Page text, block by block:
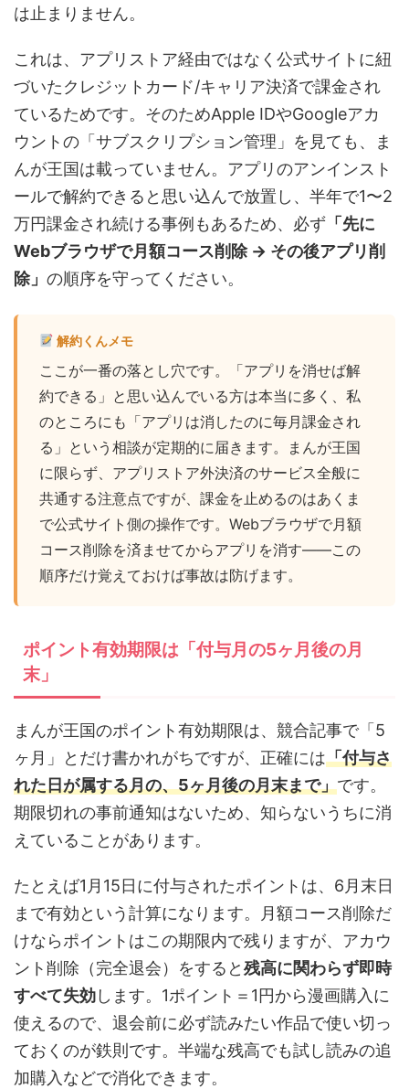
は止まりません。
これは、アプリストア経由ではなく公式サイトに紐
づいたクレジットカード/キャリア決済で課金され
ているためです。そのためApple IDやGoogleアカ
ウントの「サブスクリプション管理」を見ても、ま
んが王国は載っていません。アプリのアンインスト
ールで解約できると思い込んで放置し、半年で1〜2
万円課金され続ける事例もあるため、必ず 「先に
Webブラウザで月額コース削除 → その後アプリ削
除」 の順序を守ってください。
解約くんメモ
ここが一番の落とし穴です。「アプリを消せば解
約できる」と思い込んでいる方は本当に多く、私
のところにも「アプリは消したのに毎月課金され
る」という相談が定期的に届きます。まんが王国
に限らず、アプリストア外決済のサービス全般に
共通する注意点ですが、課金を止めるのはあくま
で公式サイト側の操作です。Webブラウザで月額
コース削除を済ませてからアプリを消す——この
順序だけ覚えておけば事故は防げます。
ポイント有効期限は「付与月の5ヶ月後の月
末」
まんが王国のポイント有効期限は、競合記事で「5
ヶ月」とだけ書かれがちですが、正確には「付与さ
れた日が属する月の、5ヶ月後の月末まで」です。
期限切れの事前通知はないため、知らないうちに消
えていることがあります。
たとえば1月15日に付与されたポイントは、6月末日
まで有効という計算になります。月額コース削除だ
けならポイントはこの期限内で残りますが、アカウ
ント削除（完全退会）をすると残高に関わらず即時
すべて失効します。1ポイント＝1円から漫画購入に
使えるので、退会前に必ず読みたい作品で使い切っ
ておくのが鉄則です。半端な残高でも試し読みの追
加購入などで消化できます。